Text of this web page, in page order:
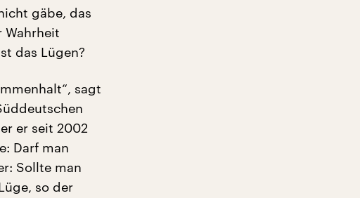
gäbe, das
Wahrheit
das Lügen?
sagt
er seit 2002
Darf man
Sollte man
so der